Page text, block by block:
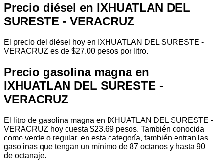
Precio diésel en IXHUATLAN DEL
SURESTE - VERACRUZ
El precio del diésel hoy en IXHUATLAN DEL SURESTE -
VERACRUZ es de $27.00 pesos por litro.
Precio gasolina magna en
IXHUATLAN DEL SURESTE -
VERACRUZ
El litro de gasolina magna en IXHUATLAN DEL SURESTE -
VERACRUZ hoy cuesta $23.69 pesos. También conocida
como verde o regular, en esta categoría, también entran las
gasolinas que tengan un mínimo de 87 octanos y hasta 90
de octanaje.